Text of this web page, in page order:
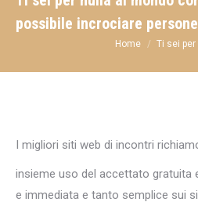
possibile incrociare
You are here:
Home Ti sei
I migliori siti web di incontri
insieme uso del accettato gratuita
e immediata e tanto semplice sui